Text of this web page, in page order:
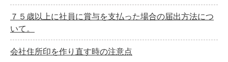
７５歳以上に社員に賞与を支払った場合の届出方法につ
いて。
会社住所印を作り直す時の注意点